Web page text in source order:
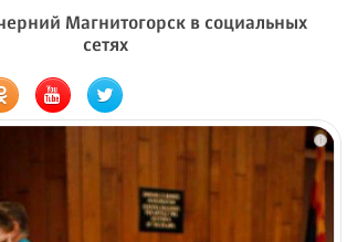
Магнитогорск в социальных
сетях
i